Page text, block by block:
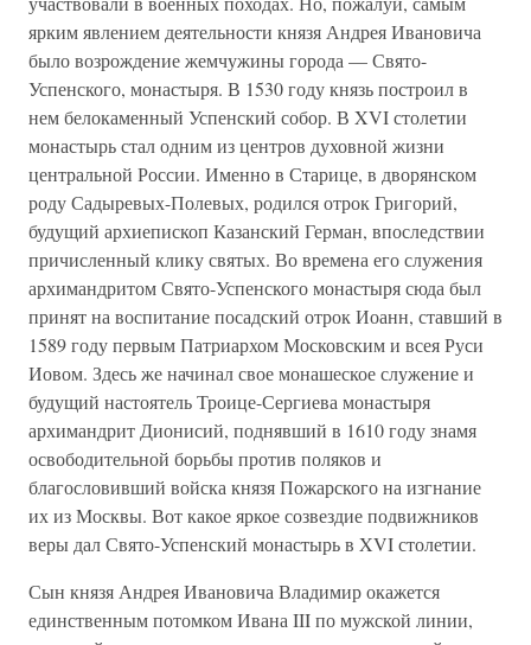
ярким явлением деятельности князя Андрея Ивановича
было возрождение жемчужины города — Свято-
Успенского, монастыря. В 1530 году князь построил в
нем белокаменный Успенский собор. В XVI столетии
монастырь стал одним из центров духовной жизни
центральной России. Именно в Старице, в дворянском
роду Садыревых-Полевых, родился отрок Григорий,
будущий архиепископ Казанский Герман, впоследствии
причисленный клику святых. Во времена его служения
архимандритом Свято-Успенского монастыря сюда был
принят на воспитание посадский отрок Иоанн, ставший в
1589 году первым Патриархом Московским и всея Руси
Иовом. Здесь же начинал свое монашеское служение и
будущий настоятель Троице-Сергиева монастыря
архимандрит Дионисий, поднявший в 1610 году знамя
освободительной борьбы против поляков и
благословивший войска князя Пожарского на изгнание
их из Москвы. Вот какое яркое созвездие подвижников
веры дал Свято-Успенский монастырь в XVI столетии.
Сын князя Андрея Ивановича Владимир окажется
единственным потомком Ивана III по мужской линии,